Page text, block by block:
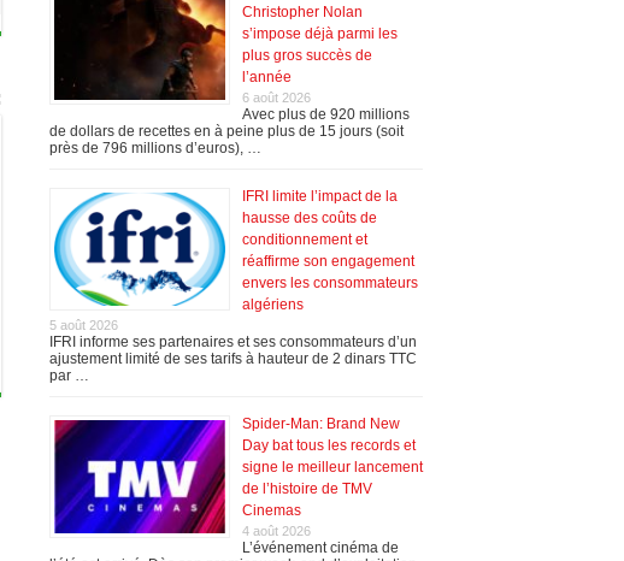
Christopher Nolan
s’impose déjà parmi les
plus gros succès de
l’année
6 août 2026
Avec plus de 920 millions
de dollars de recettes en à peine plus de 15 jours (soit
près de 796 millions d’euros), …
IFRI limite l’impact de la
hausse des coûts de
conditionnement et
réaffirme son engagement
envers les consommateurs
algériens
5 août 2026
IFRI informe ses partenaires et ses consommateurs d’un
ajustement limité de ses tarifs à hauteur de 2 dinars TTC
par …
Spider-Man: Brand New
Day bat tous les records et
signe le meilleur lancement
de l’histoire de TMV
Cinemas
4 août 2026
L’événement cinéma de